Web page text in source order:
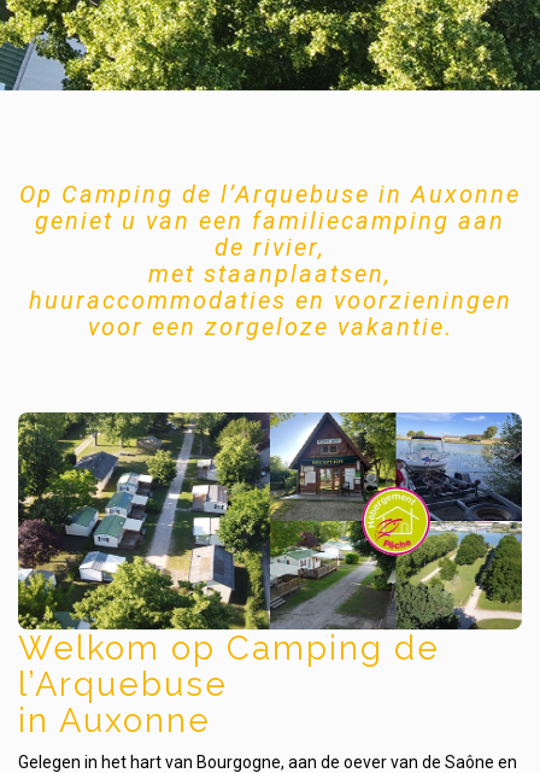
Op Camping de l’Arquebuse in Auxonne
geniet u van een familiecamping aan
de rivier,
met staanplaatsen,
huuraccommodaties en voorzieningen
voor een zorgeloze vakantie.
Welkom op Camping de
l’Arquebuse
in Auxonne
Gelegen in het hart van Bourgogne, aan de oever van de Saône en